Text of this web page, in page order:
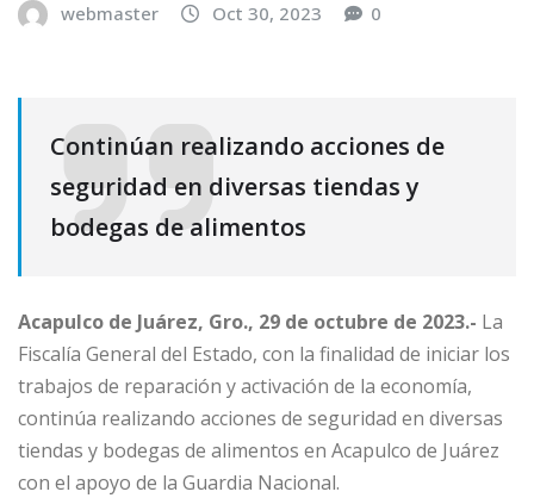
webmaster Oct 30, 2023 0
Continúan realizando acciones de
seguridad en diversas tiendas y
bodegas de alimentos
Acapulco de Juárez, Gro., 29 de octubre de 2023.- La
Fiscalía General del Estado, con la finalidad de iniciar los
trabajos de reparación y activación de la economía,
continúa realizando acciones de seguridad en diversas
tiendas y bodegas de alimentos en Acapulco de Juárez
con el apoyo de la Guardia Nacional.